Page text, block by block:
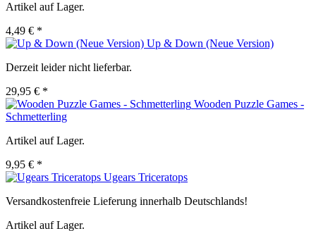
Artikel auf Lager.
4,49 € *
Up & Down (Neue Version)
Derzeit leider nicht lieferbar.
29,95 € *
Wooden Puzzle Games -
Schmetterling
Artikel auf Lager.
9,95 € *
Ugears Triceratops
Versandkostenfreie Lieferung innerhalb Deutschlands!
Artikel auf Lager.